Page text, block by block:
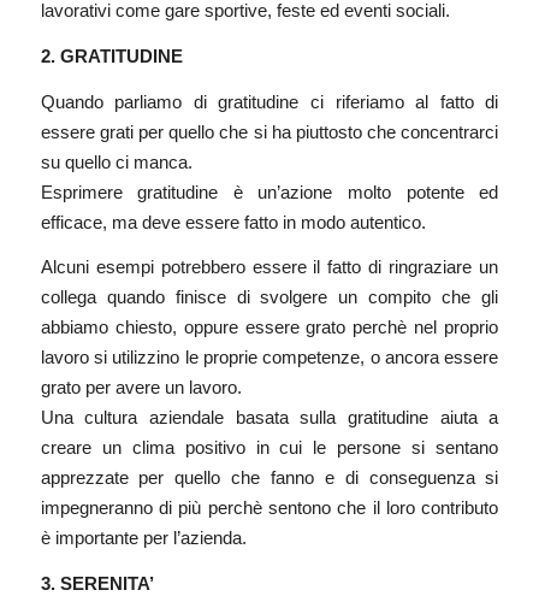
lavorativi come gare sportive, feste ed eventi sociali.
2. GRATITUDINE
Quando parliamo di gratitudine ci riferiamo al fatto di
essere grati per quello che si ha piuttosto che concentrarci
su quello ci manca.
Esprimere gratitudine è un’azione molto potente ed
efficace, ma deve essere fatto in modo autentico.
Alcuni esempi potrebbero essere il fatto di ringraziare un
collega quando finisce di svolgere un compito che gli
abbiamo chiesto, oppure essere grato perchè nel proprio
lavoro si utilizzino le proprie competenze, o ancora essere
grato per avere un lavoro.
Una cultura aziendale basata sulla gratitudine aiuta a
creare un clima positivo in cui le persone si sentano
apprezzate per quello che fanno e di conseguenza si
impegneranno di più perchè sentono che il loro contributo
è importante per l’azienda.
3. SERENITA’